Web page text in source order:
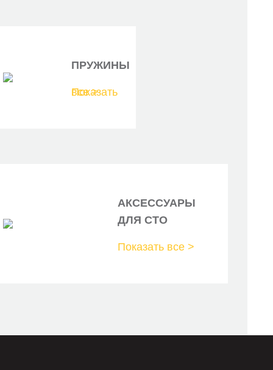
ПРУЖИНЫ
Показать все >
АКСЕССУАРЫ
ДЛЯ СТО
Показать все >